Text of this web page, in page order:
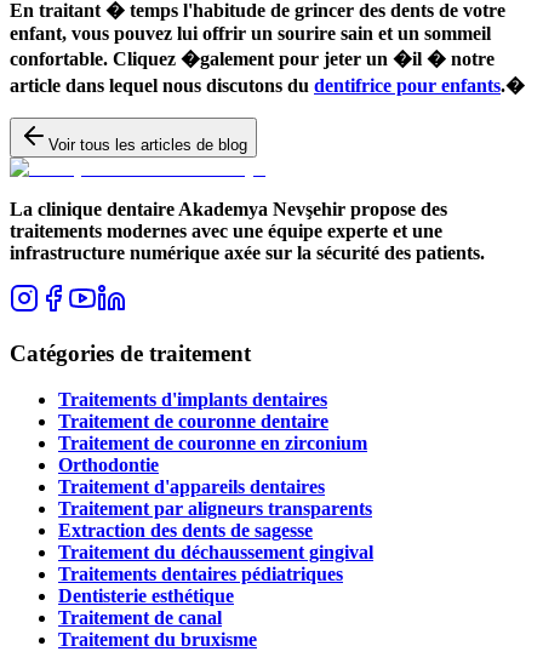
En traitant � temps l'habitude de grincer des dents de votre
enfant, vous pouvez lui offrir un sourire sain et un sommeil
confortable. Cliquez �galement pour jeter un �il � notre
article dans lequel nous discutons du dentifrice pour enfants.�
Voir tous les articles de blog
La clinique dentaire Akademya Nevşehir propose des
traitements modernes avec une équipe experte et une
infrastructure numérique axée sur la sécurité des patients.
Catégories de traitement
Traitements d'implants dentaires
Traitement de couronne dentaire
Traitement de couronne en zirconium
Orthodontie
Traitement d'appareils dentaires
Traitement par aligneurs transparents
Extraction des dents de sagesse
Traitement du déchaussement gingival
Traitements dentaires pédiatriques
Dentisterie esthétique
Traitement de canal
Traitement du bruxisme